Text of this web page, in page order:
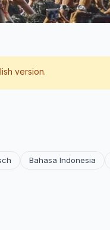
version.
Bahasa Indonesia